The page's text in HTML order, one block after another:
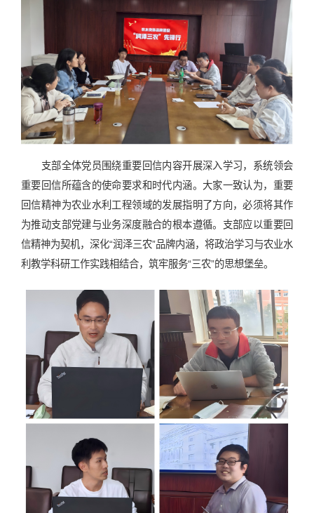
支部全体党员围绕重要回信内容开展深入学习，系统领会
重要回信所蕴含的使命要求和时代内涵。大家一致认为，重要
回信精神为农业水利工程领域的发展指明了方向，必须将其作
为推动支部党建与业务深度融合的根本遵循。支部应以重要回
信精神为契机，深化“润泽三农”品牌内涵，将政治学习与农业水
利教学科研工作实践相结合，筑牢服务“三农”的思想堡垒。